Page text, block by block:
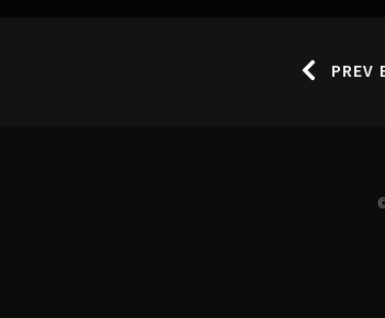
PREV